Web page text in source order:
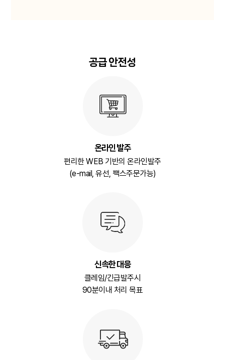
공급 안전성
온라인 발주
편리한 WEB 기반의 온라인발주
(e-mail, 유선, 팩스주문가능)
신속한 대응
클레임/긴급발주시
90분이내 처리 목표